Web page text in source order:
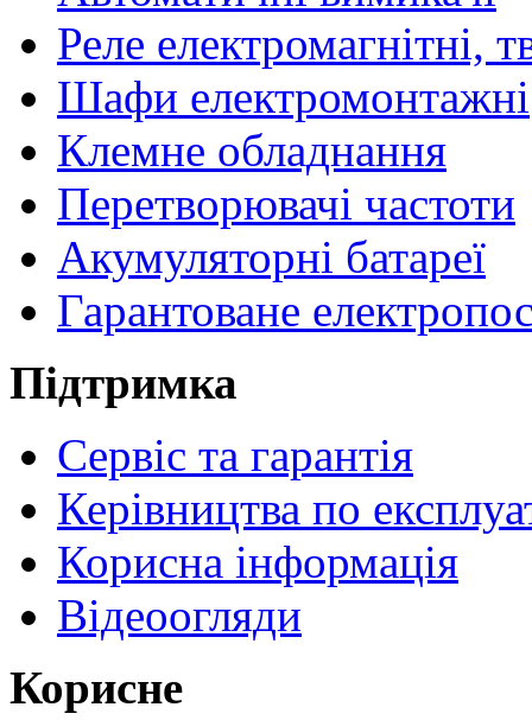
Реле електромагнітні,
Шафи електромонтажні
Клемне обладнання
Перетворювачі частоти
Акумуляторні батареї
Гарантоване
Підтримка
Сервіс та гарантія
Керівництва по
Корисна інформація
Відеоогляди
Корисне